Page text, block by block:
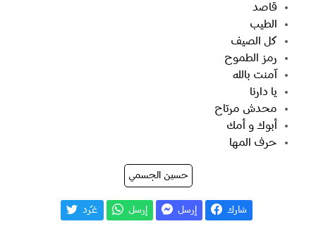
قاصد
الطيب
كل الصيف
رمز الطموح
آمنت بالله
يا دارنا
محدش مرتاح
أبوك و أمك
حرف المها
حسين الجسمي
شارك إرسل إرسل غـّرد